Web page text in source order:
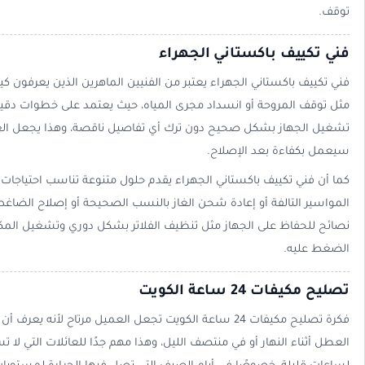
توقف.
فني تكييف باكستاني الجهراء
فني تكييف باكستاني الجهراء يعتبر من الفنيين الماهرين الذين يعرفون
مثل توقف المروحة أو انسداد مجرى المياه، حيث يعتمد على خطوات
تشغيل الجهاز بشكل صحيح دون ترك أي تفاصيل ناقصة، وهذا يجعل
سيعمل بكفاءة بعد الإصلاح.
كما أن فني تكييف باكستاني الجهراء يقدم حلول متنوعة تناسب
المواسير التالفة أو إعادة شحن الغاز بالنسب الصحيحة أو إصلاح
نصائح للحفاظ على الجهاز مثل تنظيف الفلاتر بشكل دوري وتشغيل
الضغط عليه.
تصليح مكيفات 24 ساعة الكويت
فكرة تصليح مكيفات 24 ساعة الكويت تجعل العميل مرتاح
العطل أثناء النهار أو في منتصف الليل، وهذا مهم جدًا للعائلات التي